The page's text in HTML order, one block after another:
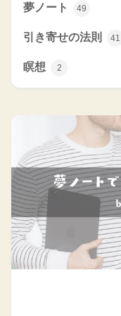
夢ノート 49
引き寄せの法則 41
瞑想 2